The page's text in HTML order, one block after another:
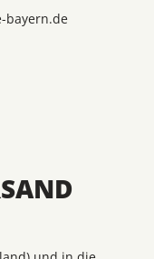
bayern.de